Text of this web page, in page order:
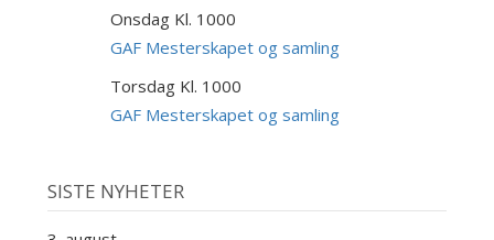
Onsdag Kl. 1000
GAF Mesterskapet og samling
Torsdag Kl. 1000
GAF Mesterskapet og samling
SISTE NYHETER